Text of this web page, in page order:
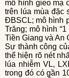
mô hình gieo mạ
trên lúa mùa đặc
ĐBSCL; mô hình
Trăng; mô hình
Tiền Giang và An
Sự thành công của Việt Nam sau 5 năm phòng chống dịch bệnh rầy nâu, VL, LXL (2006-2011) được
thể hiện rõ nét
lúa nhiễm VL,
trong đó có gần